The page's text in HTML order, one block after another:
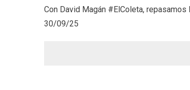
Con David Magán #ElColeta,
30/09/25